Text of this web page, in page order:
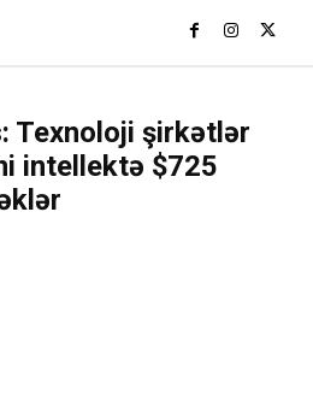
Texnoloji şirkətlər
intellektə $725